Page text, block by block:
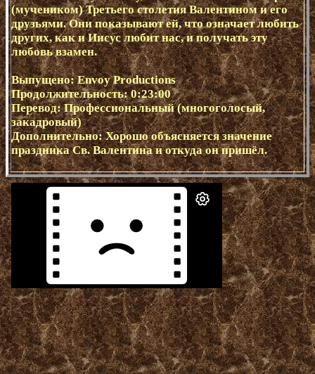
(мучеником) Третьего столетия Валентином и его
друзьями. Они показывают ей, что означает любить
других, как и Иисус любит нас, и получать эту
любовь взамен.
Выпущено: Envoy Productions
Продолжительность: 0:23:00
Перевод: Профессиональный (многоголосый,
закадровый)
Дополнительно: Хорошо объясняется значение
праздника Св. Валентина и откуда он пришёл.